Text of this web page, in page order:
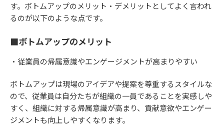
す。ボトムアップのメリット・デメリットとしてよく言われ
るのが以下のような点です。
■ボトムアップのメリット
・従業員の帰属意識やエンゲージメントが高まりやすい
ボトムアップは現場のアイデアや提案を尊重するスタイルな
ので、従業員は自分たちが組織の一員であることを実感しや
すく、組織に対する帰属意識が高まり、貢献意欲やエンゲー
ジメントも向上しやすくなります。